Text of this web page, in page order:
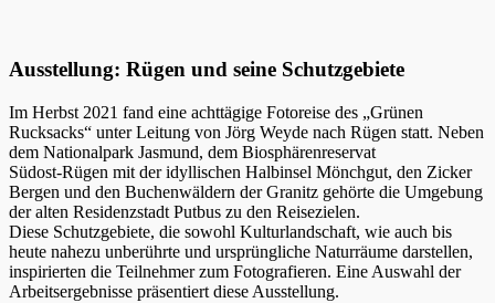
Ausstellung: Rügen und seine Schutzgebiete
Im Herbst 2021 fand eine achttägige Fotoreise des „Grünen
Rucksacks“ unter Leitung von Jörg Weyde nach Rügen statt. Neben
dem Nationalpark Jasmund, dem Biosphärenreservat
Südost-Rügen mit der idyllischen Halbinsel Mönchgut, den Zicker
Bergen und den Buchenwäldern der Granitz gehörte die Umgebung
der alten Residenzstadt Putbus zu den Reisezielen.
Diese Schutzgebiete, die sowohl Kulturlandschaft, wie auch bis
heute nahezu unberührte und ursprüngliche Naturräume darstellen,
inspirierten die Teilnehmer zum Fotografieren. Eine Auswahl der
Arbeitsergebnisse präsentiert diese Ausstellung.